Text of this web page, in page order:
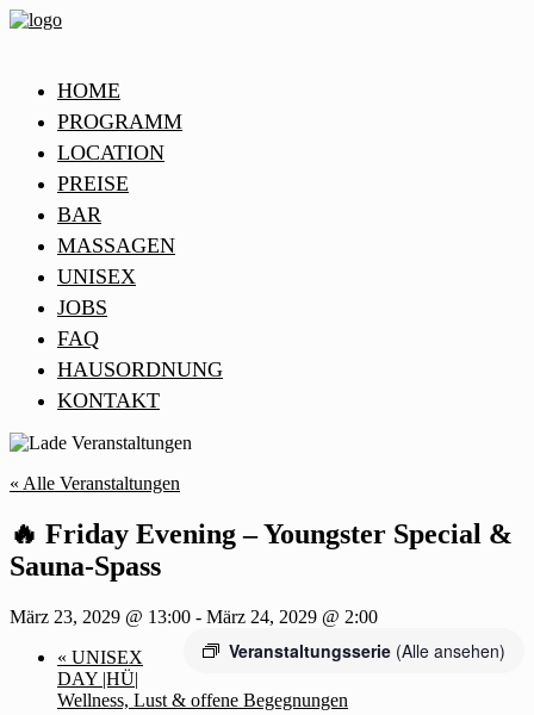
HOME
PROGRAMM
LOCATION
PREISE
BAR
MASSAGEN
UNISEX
JOBS
FAQ
HAUSORDNUNG
KONTAKT
« Alle Veranstaltungen
🔥 Friday Evening – Youngster Special &
Sauna-Spass
März 23, 2029 @ 13:00 - März 24, 2029 @ 2:00
Veranstaltungsserie (Alle ansehen)
« UNISEX
DAY |HÜ|
Wellness, Lust & offene Begegnungen